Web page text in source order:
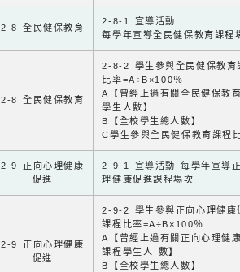
2-8 全民健保教育
2-8-1 宣導活動
每學年宣導全民健保教育課程
2-8 全民健保教育
2-8-2 學生參與全民健保教育
比率=A÷B×100％
A【曾經上過有關全民健保教
學生人數】
B【全校學生總人數】
C學生參與全民健保教育課程
2-9 正向心理健康
促進
2-9-1 宣導活動 每學年宣導
理健康促進課程場次
2-9 正向心理健康
促進
2-9-2 學生參與正向心理健康
課程比率=A÷B×100％
A【曾經上過有關正向心理健
課程學生人 數】
B【全校學生總人數】